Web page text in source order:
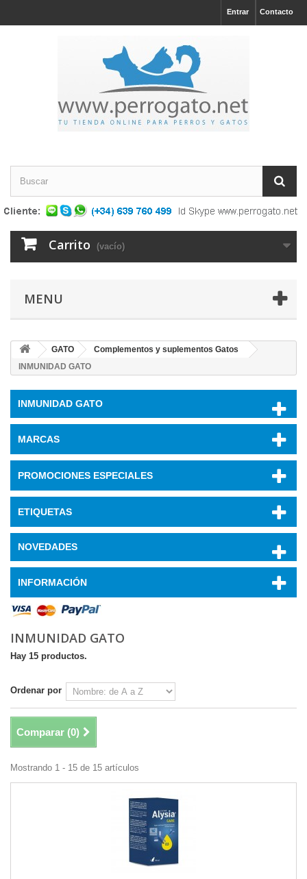
Contacto
Entrar
Carrito (vacío)
MENU
GATO
Complementos y suplementos Gatos
INMUNIDAD GATO
INMUNIDAD GATO
MARCAS
PROMOCIONES ESPECIALES
ETIQUETAS
NOVEDADES
INFORMACIÓN
INMUNIDAD GATO
Hay 15 productos.
Ordenar por
Comparar (0)
Mostrando 1 - 15 de 15 artículos